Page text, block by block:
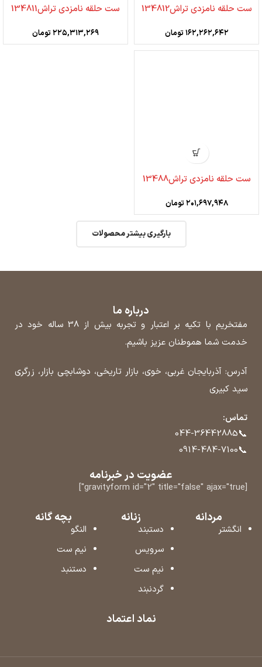
ست حلقه نامزدی تراش134812
۱۶۲,۲۶۲,۶۴۲تومان
ست حلقه نامزدی تراش134811
۲۲۵,۳۱۳,۲۶۹تومان
ست حلقه نامزدی تراش13488
۲۰۱,۶۹۷,۹۴۸تومان
بارگیری بیشتر محصولات
درباره ما
مفتخریم با تکیه بر اعتبار و تجربه بیش از 38 ساله خود در
خدمت شما هموطنان عزیز باشیم.
آدرس: آذربایجان غربی، خوی، بازار تاریخی، دوشابچی بازار، زرگری
سید کبیری
تماس:
📞
044-36442885
📞
0914-484-7100
عضویت در خبرنامه
[gravityform id="2" title="false" ajax="true"]
مردانه
انگشتر
زنانه
دستبند
سرویس
نیم ست
گردنبند
بچه گانه
النگو
نیم ست
دستنبد
نماد اعتماد